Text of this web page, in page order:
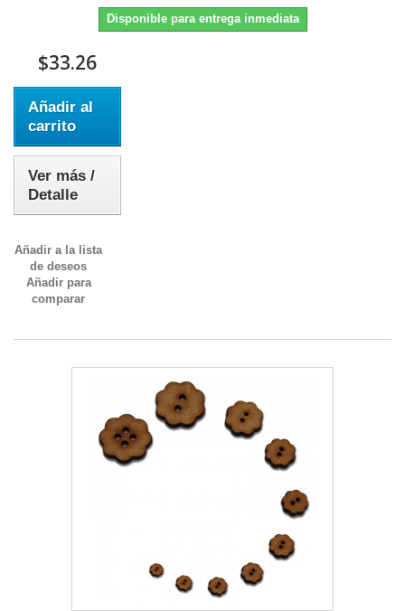
Disponible para entrega inmediata
$33.26
Añadir al
carrito
Ver más /
Detalle
Añadir a la lista
de deseos
Añadir para
comparar